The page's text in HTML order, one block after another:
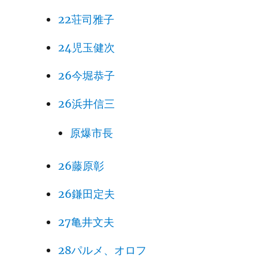
22荘司雅子
24児玉健次
26今堀恭子
26浜井信三
原爆市長
26藤原彰
26鎌田定夫
27亀井文夫
28パルメ、オロフ